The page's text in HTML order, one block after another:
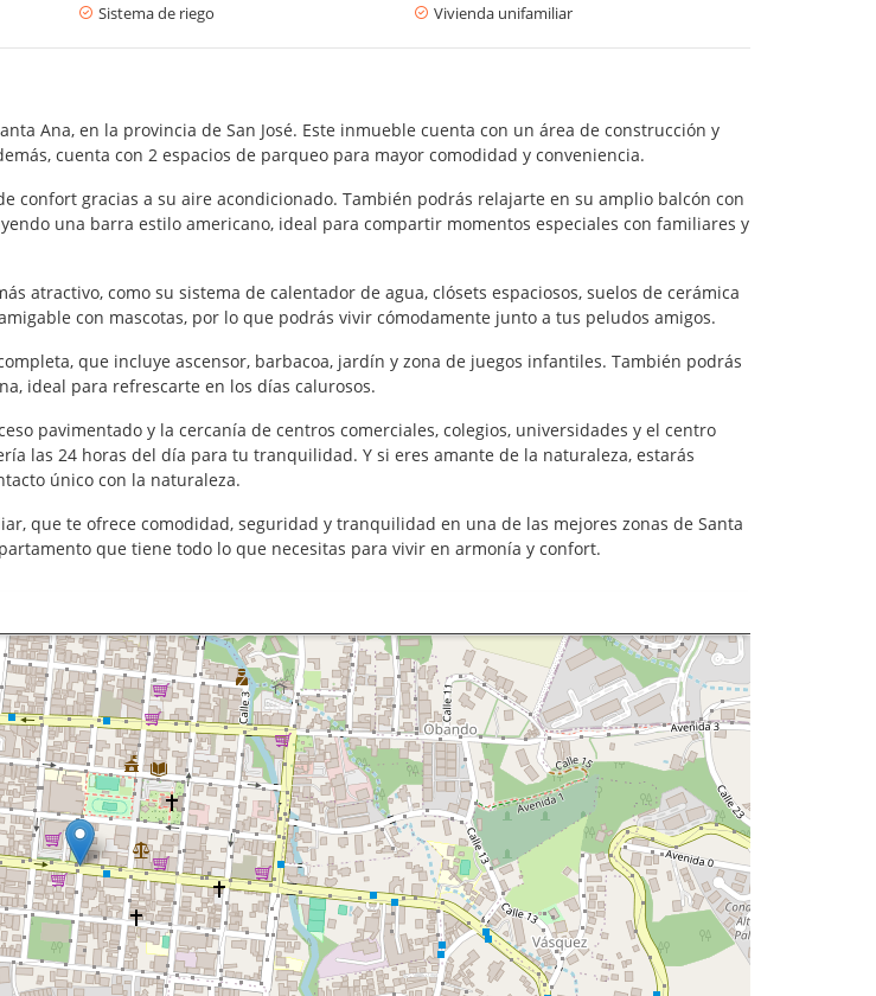
Sistema de riego Vivienda unifamiliar
Ana, en la provincia de San José. Este inmueble cuenta con un área de construcción y
cuenta con 2 espacios de parqueo para mayor comodidad y conveniencia.
gracias a su aire acondicionado. También podrás relajarte en su amplio balcón con
una barra estilo americano, ideal para compartir momentos especiales con familiares y
atractivo, como su sistema de calentador de agua, clósets espaciosos, suelos de cerámica
con mascotas, por lo que podrás vivir cómodamente junto a tus peludos amigos.
que incluye ascensor, barbacoa, jardín y zona de juegos infantiles. También podrás
ideal para refrescarte en los días calurosos.
pavimentado y la cercanía de centros comerciales, colegios, universidades y el centro
las 24 horas del día para tu tranquilidad. Y si eres amante de la naturaleza, estarás
único con la naturaleza.
que te ofrece comodidad, seguridad y tranquilidad en una de las mejores zonas de Santa
que tiene todo lo que necesitas para vivir en armonía y confort.